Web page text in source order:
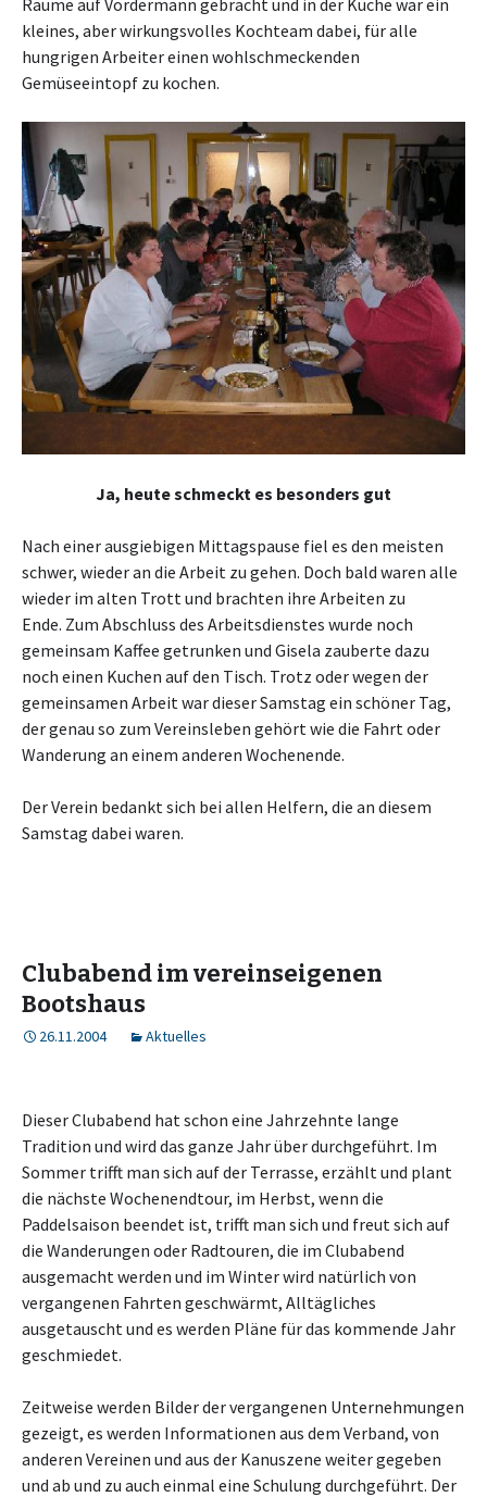
Räume auf Vordermann gebracht und in der Küche war ein
kleines, aber wirkungsvolles Kochteam dabei, für alle
hungrigen Arbeiter einen wohlschmeckenden
Gemüseeintopf zu kochen.
Ja, heute schmeckt es besonders gut
Nach einer ausgiebigen Mittagspause fiel es den meisten
schwer, wieder an die Arbeit zu gehen. Doch bald waren alle
wieder im alten Trott und brachten ihre Arbeiten zu
Ende. Zum Abschluss des Arbeitsdienstes wurde noch
gemeinsam Kaffee getrunken und Gisela zauberte dazu
noch einen Kuchen auf den Tisch. Trotz oder wegen der
gemeinsamen Arbeit war dieser Samstag ein schöner Tag,
der genau so zum Vereinsleben gehört wie die Fahrt oder
Wanderung an einem anderen Wochenende.
Der Verein bedankt sich bei allen Helfern, die an diesem
Samstag dabei waren.
Clubabend im vereinseigenen
Bootshaus
26.11.2004 Aktuelles
Dieser Clubabend hat schon eine Jahrzehnte lange
Tradition und wird das ganze Jahr über durchgeführt. Im
Sommer trifft man sich auf der Terrasse, erzählt und plant
die nächste Wochenendtour, im Herbst, wenn die
Paddelsaison beendet ist, trifft man sich und freut sich auf
die Wanderungen oder Radtouren, die im Clubabend
ausgemacht werden und im Winter wird natürlich von
vergangenen Fahrten geschwärmt, Alltägliches
ausgetauscht und es werden Pläne für das kommende Jahr
geschmiedet.
Zeitweise werden Bilder der vergangenen Unternehmungen
gezeigt, es werden Informationen aus dem Verband, von
anderen Vereinen und aus der Kanuszene weiter gegeben
und ab und zu auch einmal eine Schulung durchgeführt. Der